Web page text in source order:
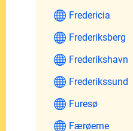
Fredericia
Frederiksberg
Frederikshavn
Frederikssund
Furesø
Færøerne